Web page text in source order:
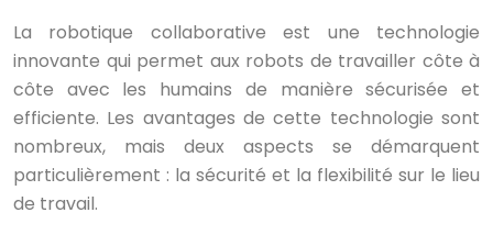
La robotique collaborative est une technologie
innovante qui permet aux robots de travailler côte à
côte avec les humains de manière sécurisée et
efficiente. Les avantages de cette technologie sont
nombreux, mais deux aspects se démarquent
particulièrement : la sécurité et la flexibilité sur le lieu
de travail.